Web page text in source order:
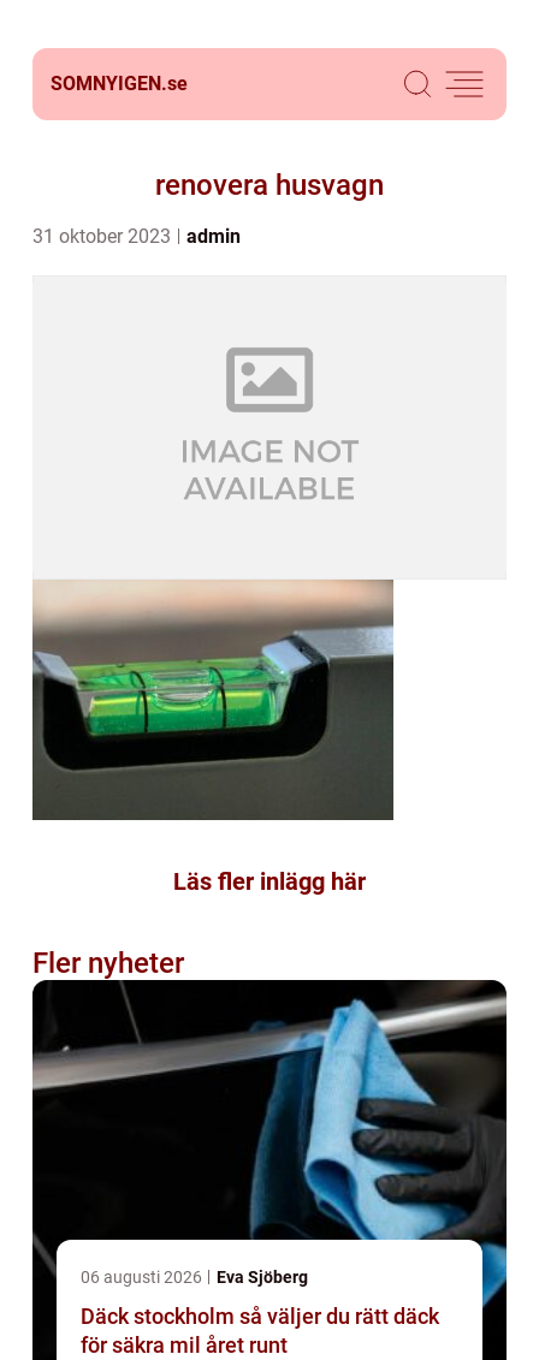
SOMNYIGEN.se
renovera husvagn
31 oktober 2023 admin
Läs fler inlägg här
Fler nyheter
06 augusti 2026 Eva Sjöberg
Däck stockholm så väljer du rätt däck
för säkra mil året runt